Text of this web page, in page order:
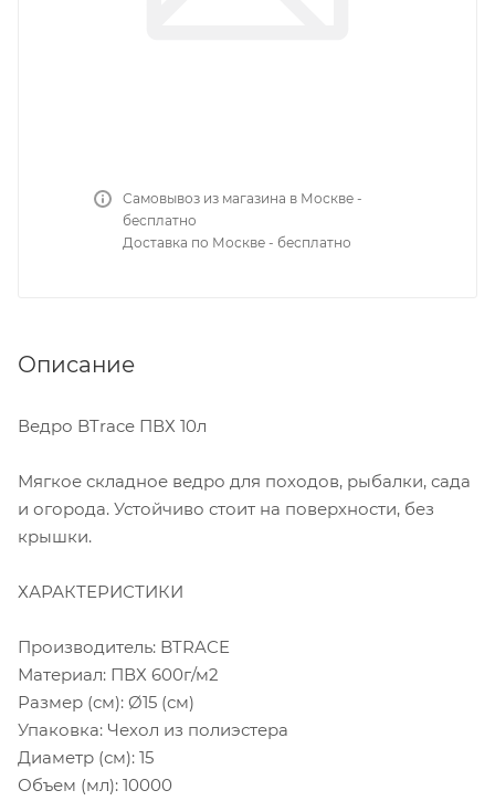
Самовывоз из магазина в Москве -
бесплатно
Доставка по Москве - бесплатно
Описание
Ведро BTrace ПВХ 10л
Мягкое складное ведро для походов, рыбалки, сада
и огорода. Устойчиво стоит на поверхности, без
крышки.
ХАРАКТЕРИСТИКИ
Производитель: BTRACE
Материал: ПВХ 600г/м2
Размер (см): Ø15 (см)
Упаковка: Чехол из полиэстера
Диаметр (см): 15
Объем (мл): 10000